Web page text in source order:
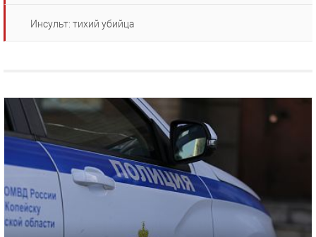
Инсульт: тихий убийца